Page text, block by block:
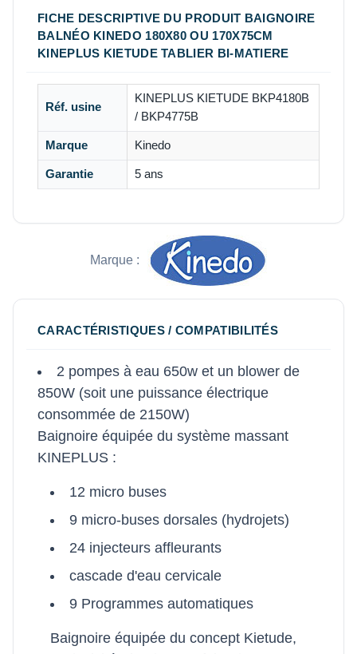
FICHE DESCRIPTIVE DU PRODUIT BAIGNOIRE
BALNÉO KINEDO 180X80 OU 170X75CM
KINEPLUS KIETUDE TABLIER BI-MATIERE
Réf. usine
KINEPLUS KIETUDE BKP4180B
/ BKP4775B
Marque Kinedo
Garantie 5 ans
Marque :
CARACTÉRISTIQUES / COMPATIBILITÉS
2 pompes à eau 650w et un blower de
850W (soit une puissance électrique
consommée de 2150W)
Baignoire équipée du système massant
KINEPLUS :
12 micro buses
9 micro-buses dorsales (hydrojets)
24 injecteurs affleurants
cascade d'eau cervicale
9 Programmes automatiques
Baignoire équipée du concept Kietude,